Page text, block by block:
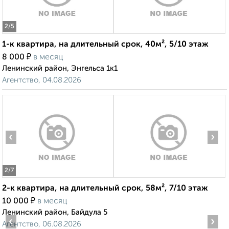
2/5
1-к квартира, на длительный срок, 40м², 5/10 этаж
8 000 ₽ в месяц
Ленинский район, Энгельса 1к1
Агентство, 04.08.2026
2/7
‹ ›
2-к квартира, на длительный срок, 58м², 7/10 этаж
10 000 ₽ в месяц
Ленинский район, Байдула 5
Агентство, 06.08.2026
‹ ›